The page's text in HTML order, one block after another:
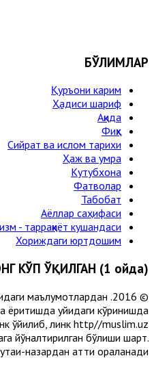
БЎЛИМЛАР
Қуръони карим
Ҳадиси шариф
Ақида
Фиқҳ
Сийрат ва ислом тарихи
Ҳаж ва умра
Кутубхона
Фатволар
Табобат
Аёллар саҳифаси
- тарраққиёт кушандаси
Хориждаги юртдошим
КЎП ЎҚИЛГАН (1 ойда)
маълумотлардан
ёритишда қуйидаги кўринишда
қўйилиб, линк http//muslim.uz
йўналтирилган бўлиши шарт.
назардан қаттиқ қораланади.